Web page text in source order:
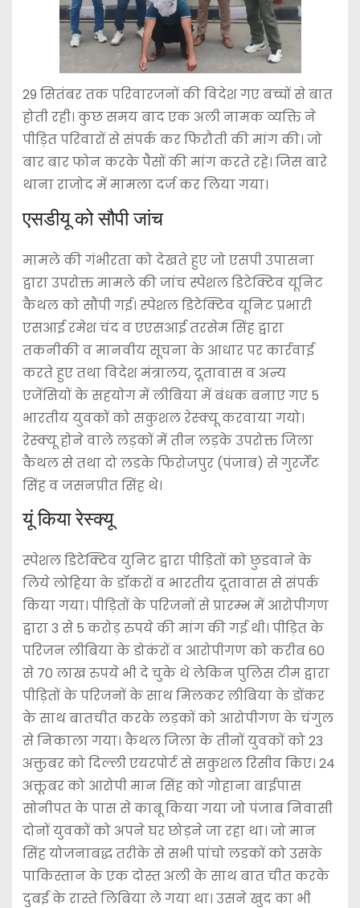
29 सितंबर तक परिवारजनों की विदेश गए बच्चों से बात
होती रही। कुछ समय बाद एक अली नामक व्यक्ति ने
पीड़ित परिवारों से संपर्क कर फिरौती की मांग की। जो
बार बार फोन करके पैसों की मांग करते रहे। जिस बारे
थाना राजोद में मामला दर्ज कर लिया गया।
एसडीयू को सौपी जांच
मामले की गंभीरता को देखते हुए जो एसपी उपासना
द्वारा उपरोक्त मामले की जांच स्पेशल डिटेक्टिव यूनिट
कैथल को सौंपी गई। स्पेशल डिटेक्टिव यूनिट प्रभारी
एसआई रमेश चंद व एएसआई तरसेम सिंह द्वारा
तकनीकी व मानवीय सूचना के आधार पर कार्रवाई
करते हुए तथा विदेश मंत्रालय, दूतावास व अन्य
एजेंसियों के सहयोग में लीबिया में बंधक बनाए गए 5
भारतीय युवकों को सकुशल रेस्क्यू करवाया गयो।
रेस्क्यू होने वाले लड़कों में तीन लड़के उपरोक्त जिला
कैथल से तथा दो लडके फिरोजपुर (पंजाब) से गुरर्जेंट
सिंह व जसनप्रीत सिंह थे।
यूं किया रेस्क्यू
स्पेशल डिटेक्टिव युनिट द्वारा पीड़ितों को छुडवाने के
लिये लोहिया के डॉकरों व भारतीय दूतावास से संपर्क
किया गया। पीड़ितों के परिजनों से प्रारम्भ में आरोपीगण
द्वारा 3 से 5 करोड़ रुपये की मांग की गई थी। पीड़ित के
परिजन लीबिया के डोकंरों व आरोपीगण को करीब 60
से 70 लाख रुपये भी दे चुके थे लेकिन पुलिस टीम द्वारा
पीड़ितों के परिजनों के साथ मिलकर लीबिया के डोंकर
के साथ बातचीत करके लड़कों को आरोपीगण के चंगुल
से निकाला गया। कैथल जिला के तीनों युवकों को 23
अक्तुबर को दिल्ली एयरपोर्ट से सकुशल रिसीव किए। 24
अक्तूबर को आरोपी मान सिंह को गोहाना बाईपास
सोनीपत के पास से काबू किया गया जो पंजाब निवासी
दोनों युवकों को अपने घर छोड़ने जा रहा था। जो मान
सिंह योजनाबद्ध तरीके से सभी पांचो लडकों को उसके
पाकिस्तान के एक दोस्त अली के साथ बात चीत करके
दुबई के रास्ते लिबिया ले गया था। उसने खुद का भी